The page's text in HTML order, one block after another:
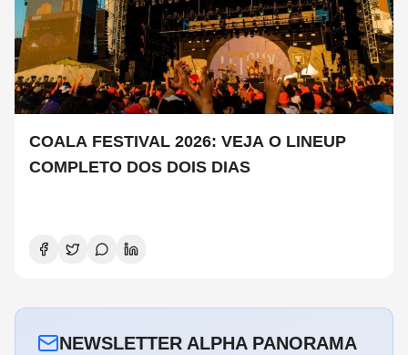
COALA FESTIVAL 2026: VEJA O LINEUP
COMPLETO DOS DOIS DIAS
NEWSLETTER ALPHA PANORAMA